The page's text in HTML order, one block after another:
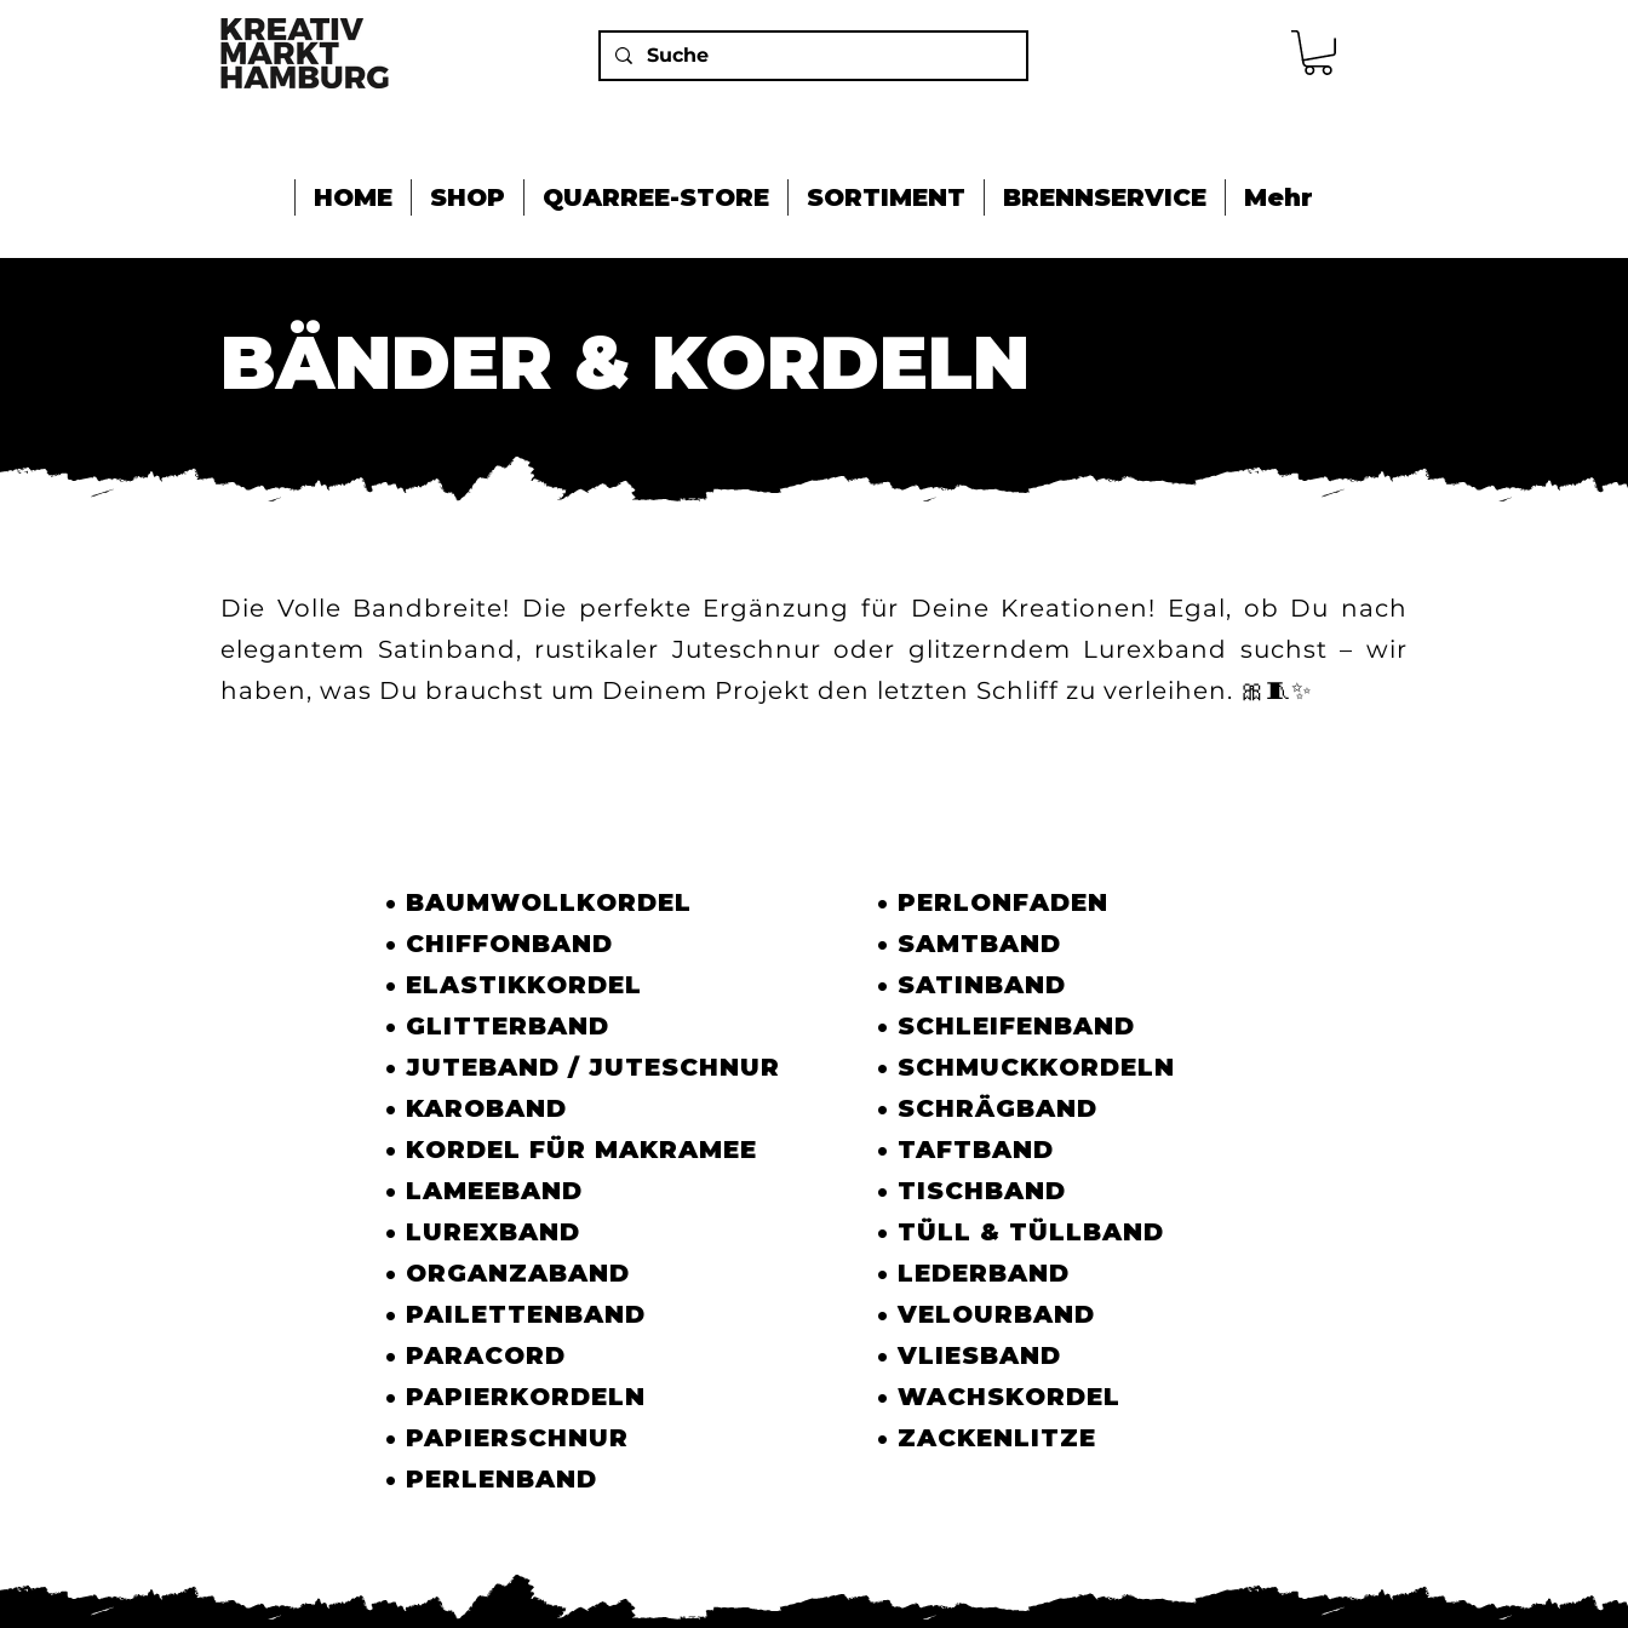
HOME SHOP QUARREE-STORE SORTIMENT BRENNSERVICE Mehr
BÄNDER & KORDELN
Die Volle Bandbreite! Die perfekte Ergänzung für Deine Kreationen! Egal, ob Du nach
elegantem Satinband, rustikaler Juteschnur oder glitzerndem Lurexband suchst – wir
haben, was Du brauchst um Deinem Projekt den letzten Schliff zu verleihen. 🎀🧵✨
• BAUMWOLLKORDEL
• CHIFFONBAND
• ELASTIKKORDEL
• GLITTERBAND
• JUTEBAND / JUTESCHNUR
• KAROBAND
• KORDEL FÜR MAKRAMEE
• LAMEEBAND
• LUREXBAND
• ORGANZABAND
• PAILETTENBAND
• PARACORD
• PAPIERKORDELN
• PAPIERSCHNUR
• PERLENBAND
• PERLONFADEN
• SAMTBAND
• SATINBAND
• SCHLEIFENBAND
• SCHMUCKKORDELN
• SCHRÄGBAND
• TAFTBAND
• TISCHBAND
• TÜLL & TÜLLBAND
• LEDERBAND
• VELOURBAND
• VLIESBAND
• WACHSKORDEL
• ZACKENLITZE